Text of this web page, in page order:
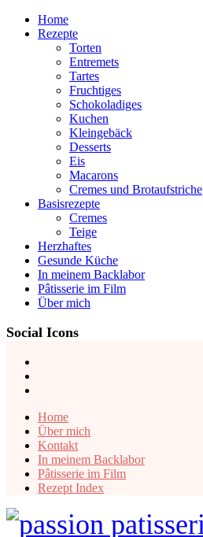
Home
Rezepte
Torten
Entremets
Tartes
Fruchtiges
Schokoladiges
Kuchen
Kleingebäck
Desserts
Eis
Macarons
Cremes und Brotaufstriche
Basisrezepte
Cremes
Teige
Herzhaftes
Gesunde Küche
In meinem Backlabor
Pâtisserie im Film
Über mich
Social Icons
Home
Über mich
Kontakt
In meinem Backlabor
Pâtisserie im Film
Rezept Index